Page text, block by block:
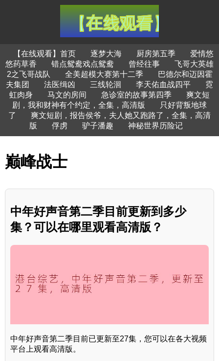
【在线观看】首页 逐梦大海 厨房第五季
爱情悠
悠药草香
错点鸳鸯戏点鸳鸯 曾经往事
飞哥大英雄
2之飞哥战队
全美超模大赛第十二季
巴德尔和迈因霍
夫集团
法医缉凶 三线轮洄 李天佑血战四平
霓
虹肉身
马文的房间 急诊室的故事第四季
爽文短
剧，我和财神有个约定，全集，高清版
只好背叛地球
了
爽文短剧，报告侯爷，夫人她又跑路了，全集，高清
版
俘虏 驴子潘趣 神秘世界历险记
巅峰战士
中年好声音第二季目前更新到多少
集？可以在哪里观看高清版？
中年好声音第二季目前已更新至27集，您可以在各大视频
平台上观看高清版。